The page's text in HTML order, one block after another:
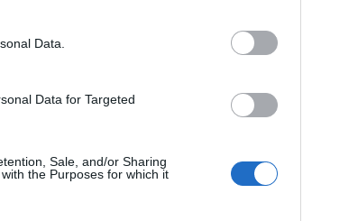
Data.
Data for Targeted
Sale, and/or Sharing
the Purposes for which it